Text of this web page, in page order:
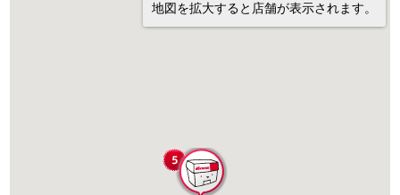
地図を拡大すると店舗が表示されます。